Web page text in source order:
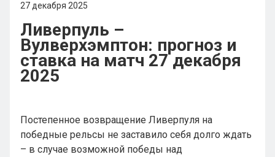
27 декабря 2025
Ливерпуль –
Вулверхэмптон: прогноз и
ставка на матч 27 декабря
2025
Постепенное возвращение Ливерпуля на
победные рельсы не заставило себя долго ждать
– в случае возможной победы над